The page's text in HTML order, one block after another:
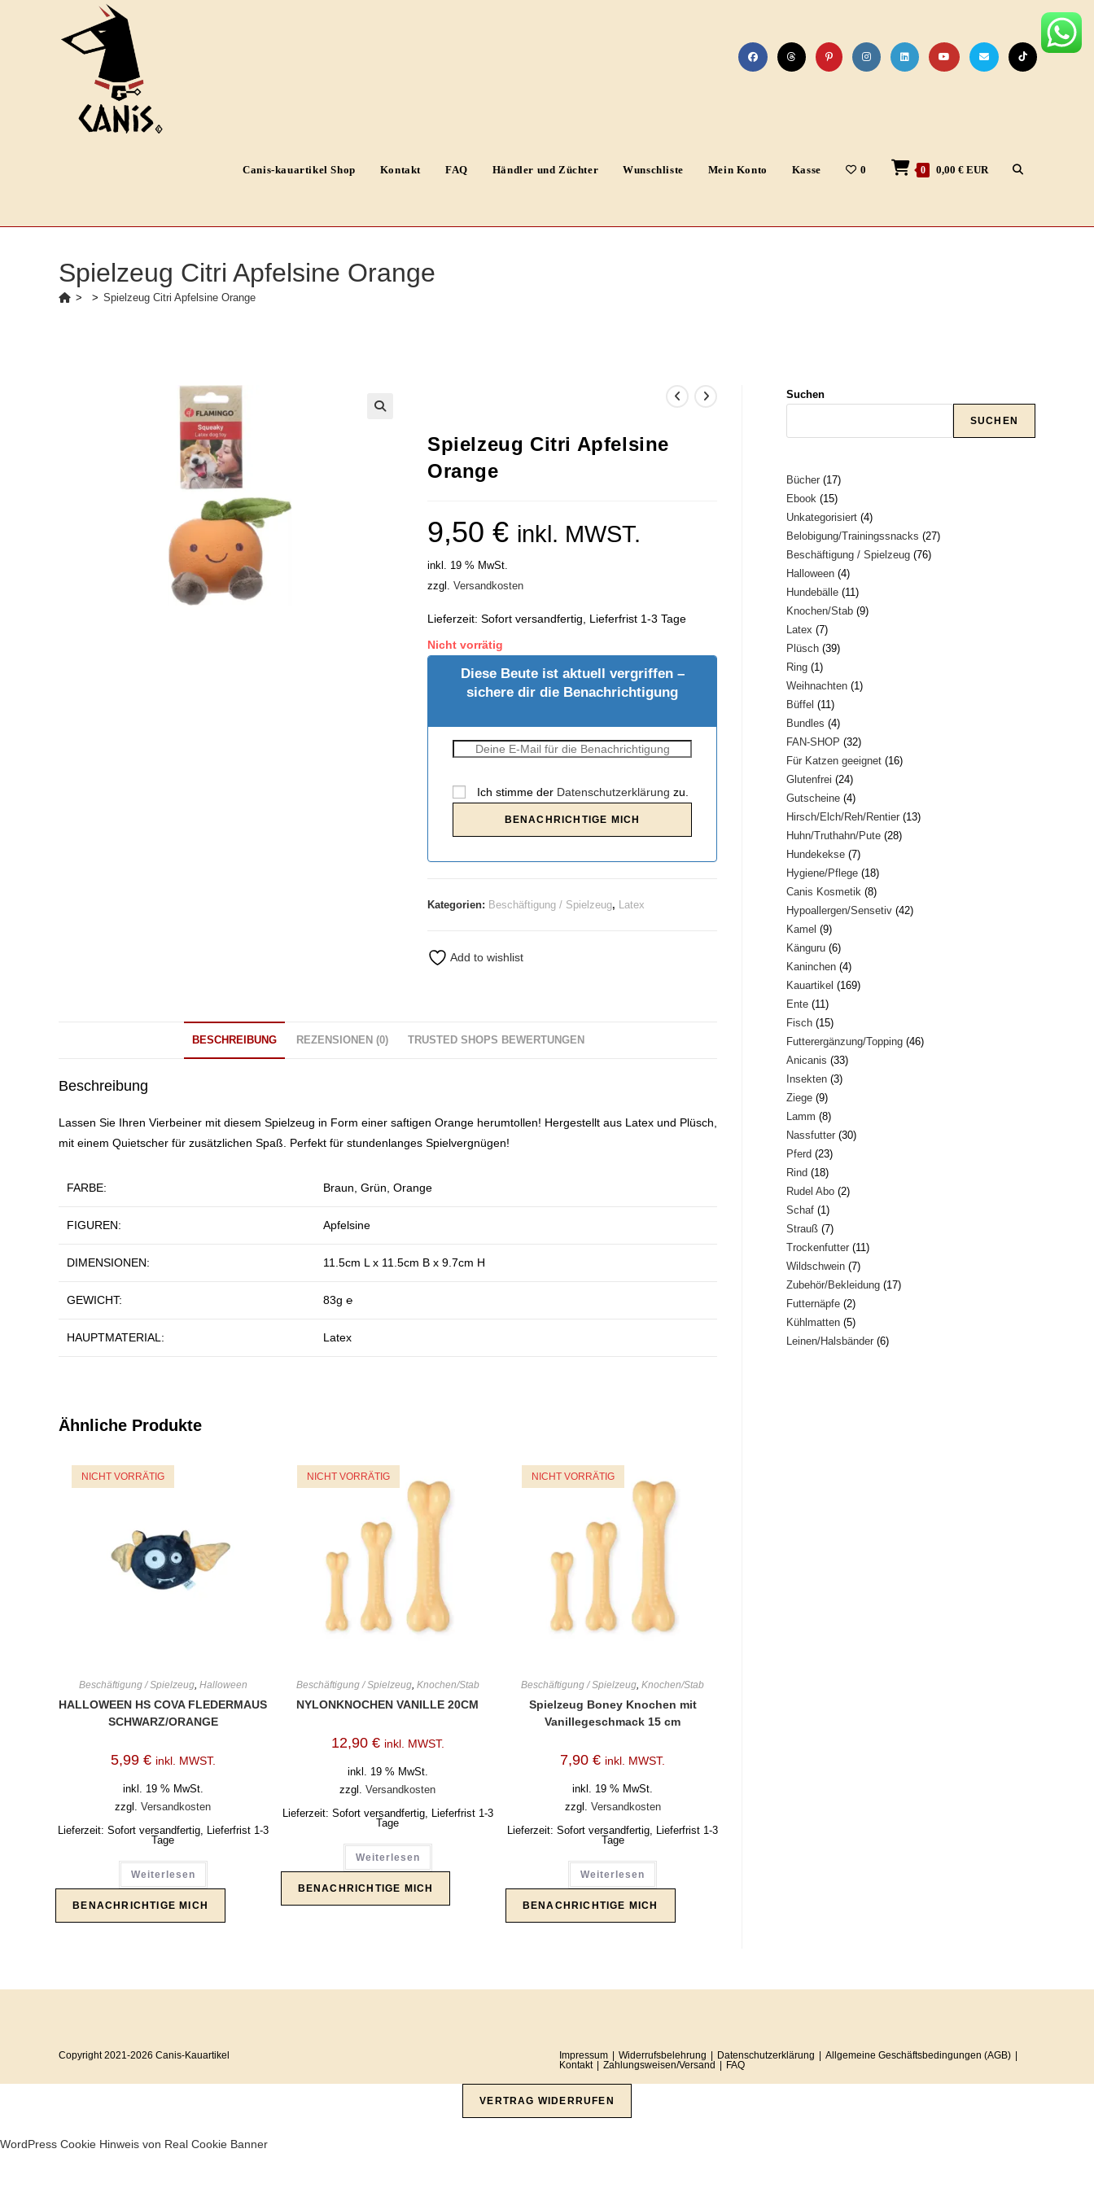
Canis-kauartikel Shop Kontakt FAQ Händler und Züchter Wunschliste Mein Konto Kasse 0 0 0,00 € EUR Website-
Spielzeug Citri Apfelsine Orange
> > Spielzeug Citri Apfelsine Orange
Spielzeug Citri Apfelsine
Orange
9,50€ inkl. MWST.
inkl. 19 % MwSt.
zzgl.Versandkosten
Lieferzeit:Sofort versandfertig, Lieferfrist 1-3 Tage
Nicht vorrätig
Diese Beute ist aktuell vergriffen –
sichere dir die Benachrichtigung
Ich stimme der Datenschutzerklärung zu.
Kategorien: Beschäftigung / Spielzeug, Latex
Add to wishlist
BESCHREIBUNG REZENSIONEN (0) TRUSTED SHOPS BEWERTUNGEN
Beschreibung
Lassen Sie Ihren Vierbeiner mit diesem Spielzeug in Form einer saftigen Orange herumtollen! Hergestellt aus Latex und Plüsch,
mit einem Quietscher für zusätzlichen Spaß. Perfekt für stundenlanges Spielvergnügen!
FARBE: Braun, Grün, Orange
FIGUREN: Apfelsine
DIMENSIONEN: 11.5cm L x 11.5cm B x 9.7cm H
GEWICHT: 83g ℮
HAUPTMATERIAL: Latex
Ähnliche Produkte
NICHT VORRÄTIG
Beschäftigung / Spielzeug, Halloween
HALLOWEEN HS COVA FLEDERMAUS
SCHWARZ/ORANGE
5,99 € inkl. MWST.
inkl. 19 % MwSt.
zzgl.Versandkosten
Lieferzeit: Sofort versandfertig, Lieferfrist 1-3
Tage
Weiterlesen
NICHT VORRÄTIG
Beschäftigung / Spielzeug, Knochen/Stab
NYLONKNOCHEN VANILLE 20CM
12,90 € inkl. MWST.
inkl. 19 % MwSt.
zzgl.Versandkosten
Lieferzeit: Sofort versandfertig, Lieferfrist 1-3
Tage
Weiterlesen
NICHT VORRÄTIG
Beschäftigung / Spielzeug ,Knochen/Stab
Spielzeug Boney Knochen mit
Vanillegeschmack 15 cm
7,90€ inkl. MWST.
inkl. 19 % MwSt.
zzgl. Versandkosten
Lieferzeit:Sofort versandfertig, Lieferfrist 1-3
Tage
Weiterlesen
Suchen
SUCHEN
Bücher 1717
Produkte
Ebook 1515
Produkte
Unkategorisiert 44
Produkte
Belobigung/Trainingssnacks 2727
Beschäftigung / Spielzeug 7676
Halloween 44
Produkte
Hundebälle 1111
Produkte
Knochen/Stab 99
Latex 77
Produkte
Plüsch 3939
Ring 11
Produkt
Weihnachten 11
Büffel 1111
Produkte
Bundles 44
Produkte
FAN-SHOP 3232
Produkte
Für Katzen geeignet 1616
Glutenfrei 2424
Produkte
Gutscheine 44
Produkte
Hirsch/Elch/Reh/Rentier 1313
Huhn/Truthahn/Pute 2828
Hundekekse 77
Produkte
Hygiene/Pflege 1818
Produkte
Canis Kosmetik 88
Produkte
Hypoallergen/Sensetiv 4242
Kamel 99
Produkte
Känguru 66
Produkte
Kaninchen 44
Produkte
Kauartikel 169169
Ente 1111
Produkte
Fisch 1515
Produkte
Futterergänzung/Topping 4646
Anicanis 3333
Insekten 33
Ziege 99
Produkte
Lamm 88
Produkte
Nassfutter 3030
Pferd 2323
Rind 1818
Produkte
Rudel Abo 22
Schaf 11
Produkt
Strauß 77
Produkte
Trockenfutter 1111
Wildschwein 77
Produkte
Zubehör/Bekleidung 1717
Futternäpfe 22
Produkte
Kühlmatten 55
Produkte
Leinen/Halsbänder 66
Impressum Widerrufsbelehrung Datenschutzerklärung
Allgemeine Geschäftsbedingungen (AGB)
Kontakt
Zahlungsweisen/Versand FAQ
Copyright 2021-2026 Canis-Kauartikel
VERTRAG WIDERRUFEN
WordPress Cookie Hinweis von Real Cookie Banner